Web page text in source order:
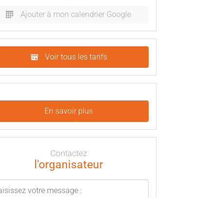
Ajouter à mon calendrier Google
Voir tous les tarifs
En savoir plus
Contactez
l'organisateur